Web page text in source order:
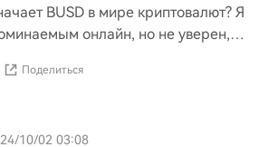
BUSD в мире криптовалют? Я
онлайн, но не уверен,
Поделиться
10/02 03:08